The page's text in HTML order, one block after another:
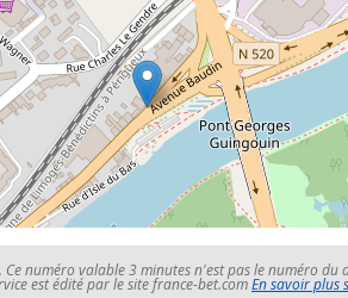
numéro valable 3 minutes n'est pas le numéro
est édité par le site france-bet.comEn savoir plus